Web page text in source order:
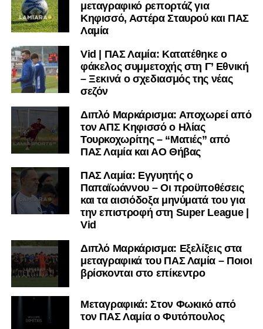
μαθαίνετε πρώτοι τα κυανόλευκα νέα στην Ελλάδα και τον
υπόλοιπο κόσμο. Ακολουθήστε το lamiara.gr στο
μαθαίνετε σε χρόνο dt όλα τα νέα.
μεταγραφικό ρεπορτάζ για
Κηφισσό, Αστέρα Σταυρού και ΠΑΣ
Λαμία
Vid | ΠΑΣ Λαμία: Κατατέθηκε ο
φάκελος συμμετοχής στη Γ’ Εθνική
– Ξεκινά ο σχεδιασμός της νέας
σεζόν
Διπλό Μαρκάρισμα: Αποχωρεί από
τον ΑΠΣ Κηφισσό ο Ηλίας
Τουρκοχωρίτης – “Ματιές” από
ΠΑΣ Λαμία και ΑΟ Θήβας
ΠΑΣ Λαμία: Εγγυητής ο
Παπαϊωάννου – Οι προϋποθέσεις
και τα αισιόδοξα μηνύματά του για
την επιστροφή στη Super League |
Vid
Διπλό Μαρκάρισμα: Εξελίξεις στα
μεταγραφικά του ΠΑΣ Λαμία – Ποιοι
βρίσκονται στο επίκεντρο
Μεταγραφικά: Στον Φωκικό από
τον ΠΑΣ Λαμία ο Φυτόπουλος